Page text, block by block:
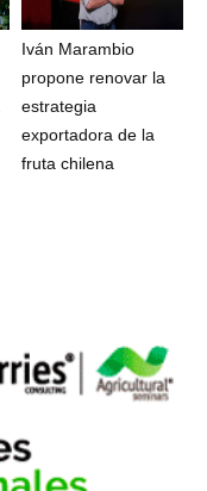
Iván Marambio
propone renovar la
estrategia
exportadora de la
fruta chilena